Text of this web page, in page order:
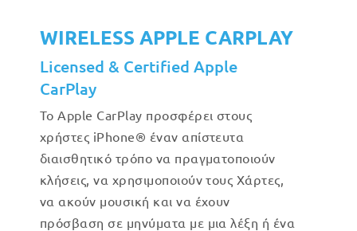
WIRELESS APPLE CARPLAY
Licensed & Certified Apple
CarPlay
Το Apple CarPlay προσφέρει στους
χρήστες iPhone® έναν απίστευτα
διαισθητικό τρόπο να πραγματοποιούν
κλήσεις, να χρησιμοποιούν τους Χάρτες,
να ακούν μουσική και να έχουν
πρόσβαση σε μηνύματα με μια λέξη ή ένα